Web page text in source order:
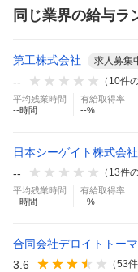
同じ業界の給与ラ
第工株式会社 求人募集
-- （ 10件
平均残業時間
--時間
有給取得率
--%
日本シーゲイト株式会社
--
（ 13件
平均残業時間
--時間
有給取得率
--%
合同会社デロイトトー
3.6
（53